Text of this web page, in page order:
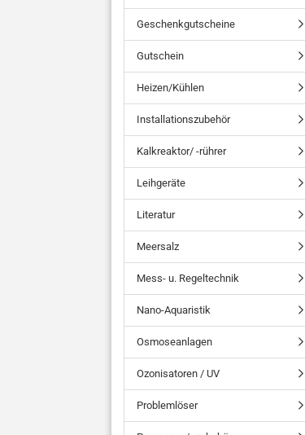
Geschenkgutscheine
Gutschein
Heizen/Kühlen
Installationszubehör
Kalkreaktor/ -rührer
Leihgeräte
Literatur
Meersalz
Mess- u. Regeltechnik
Nano-Aquaristik
Osmoseanlagen
Ozonisatoren / UV
Problemlöser